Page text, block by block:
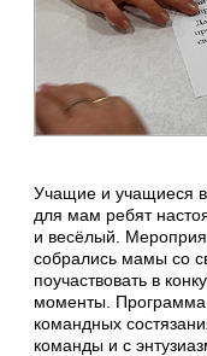
Учащие и учащиеся
для мам ребят
и весёлый.
собрались мамы со
поучаствовать в
моменты. Программа
командных
команды и с